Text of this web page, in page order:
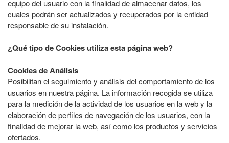
equipo del usuario con la finalidad de almacenar datos, los
cuales podrán ser actualizados y recuperados por la entidad
responsable de su instalación.
¿Qué tipo de Cookies utiliza esta página web?
Cookies de Análisis
Posibilitan el seguimiento y análisis del comportamiento de los
usuarios en nuestra página. La información recogida se utiliza
para la medición de la actividad de los usuarios en la web y la
elaboración de perfiles de navegación de los usuarios, con la
finalidad de mejorar la web, así como los productos y servicios
ofertados.